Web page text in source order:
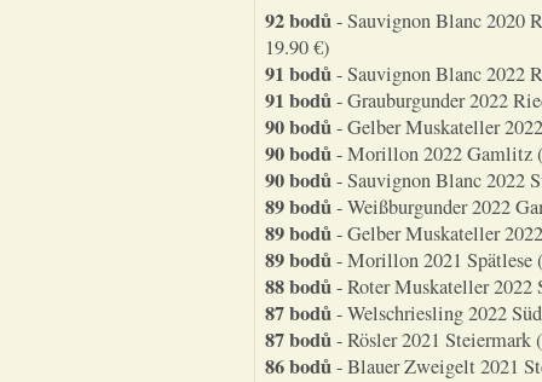
92 bodů- Sauvignon Blanc 2020
19.90 €)
91 bodů- Sauvignon Blanc 2022
91 bodů- Grauburgunder 2022
90 bodů- Gelber Muskateller
90 bodů- Morillon 2022 Gamlitz
90 bodů- Sauvignon Blanc 2022
89 bodů- Weißburgunder 2022
89 bodů- Gelber Muskateller
89 bodů- Morillon 2021 Spätlese
88 bodů- Roter Muskateller 2022
87 bodů- Welschriesling 2022
87 bodů- Rösler 2021 Steiermark
86 bodů- Blauer Zweigelt 2021